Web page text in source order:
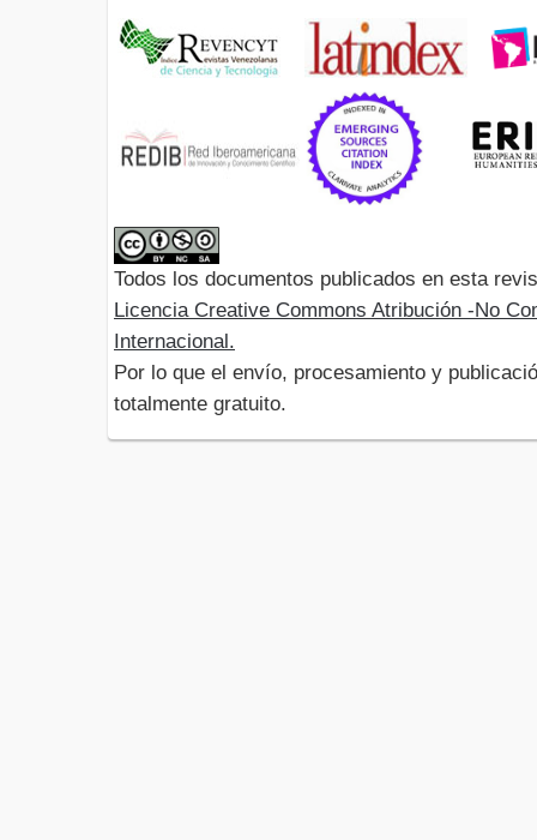
Todos los documentos publicados en esta
Licencia Creative Commons Atribución -No
Internacional.
Por lo que el envío, procesamiento y
totalmente gratuito.